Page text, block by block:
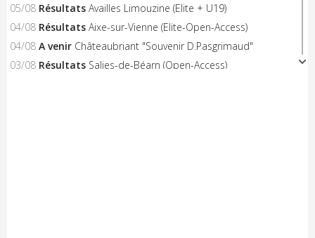
05/08 Résultats Availles Limouzine (Elite + U19)
04/08 Résultats Aixe-sur-Vienne (Elite-Open-Access)
04/08 A venir Châteaubriant "Souvenir D.Pasgrimaud"
03/08 Résultats Salies-de-Béarn (Open-Access)